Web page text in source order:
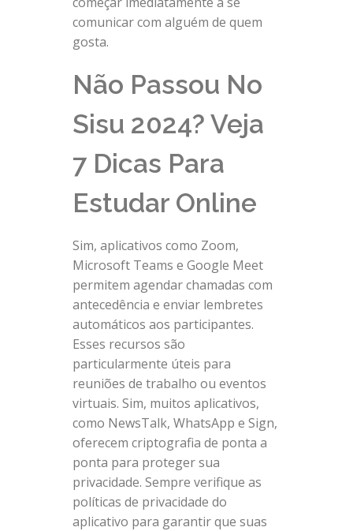
comunicar com alguém de quem
gosta.
Não Passou No
Sisu 2024? Veja
7 Dicas Para
Estudar Online
Sim, aplicativos como Zoom,
Microsoft Teams e Google Meet
permitem agendar chamadas com
antecedência e enviar lembretes
automáticos aos participantes.
Esses recursos são
particularmente úteis para
reuniões de trabalho ou eventos
virtuais. Sim, muitos aplicativos,
como NewsTalk, WhatsApp e Sign,
oferecem criptografia de ponta a
ponta para proteger sua
privacidade. Sempre verifique as
políticas de privacidade do
aplicativo para garantir que suas